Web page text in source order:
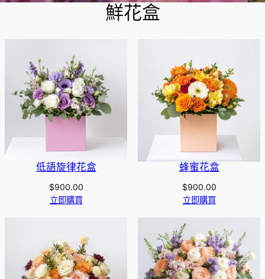
鮮花盒
低語旋律花盒
$900.00
立即購買
蜂蜜花盒
$900.00
立即購買